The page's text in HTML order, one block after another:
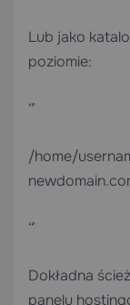
Lub jako
poziomie:
“`
/home/
“`
Dokładna
panelu